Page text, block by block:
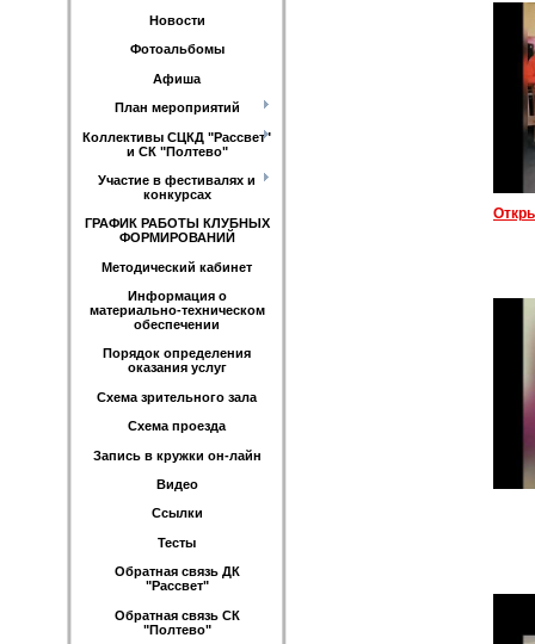
Новости
Фотоальбомы
Афиша
План мероприятий
Коллективы СЦКД "Рассвет"
и СК "Полтево"
Участие в фестивалях и
конкурсах
ГРАФИК РАБОТЫ КЛУБНЫХ
ФОРМИРОВАНИЙ
Методический кабинет
Информация о
материально-техническом
обеспечении
Порядок определения
оказания услуг
Схема зрительного зала
Схема проезда
Запись в кружки он-лайн
Видео
Ссылки
Тесты
Обратная связь ДК
"Рассвет"
Обратная связь СК
"Полтево"